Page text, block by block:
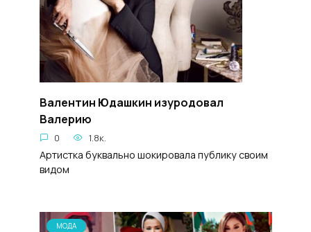
Валентин Юдашкин изуродовал
Валерию
0 1.8к.
Артистка буквально шокировала публику своим
видом
МОДА